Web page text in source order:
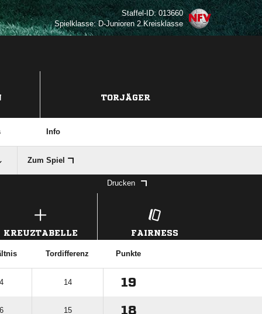
Staffel-ID: 013660
Spielklasse: D-Junioren 2.Kreisklasse
TORJÄGER
Info
Zum Spiel
Drucken
KREUZTABELLE FAIRNESS
Tordifferenz Punkte
14 19
15 18